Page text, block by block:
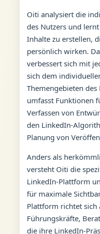
Oiti analysiert die
des Nutzers und
Inhalte zu erstellen,
persönlich wirken.
verbessert sich mit
sich dem
Themengebieten des
umfasst Funktionen
Verfassen von
den LinkedIn-
Planung von
Anders als
versteht Oiti die
LinkedIn-Plattform
für maximale
Plattform richtet sich
Führungskräfte,
die ihre LinkedIn-